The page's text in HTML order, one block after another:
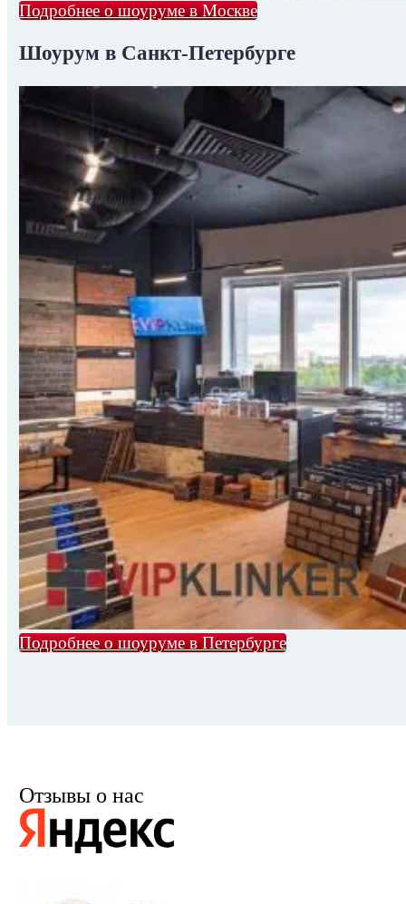
Подробнее о шоуруме в Москве
Шоурум в Санкт-Петербурге
Подробнее о шоуруме в Петербурге
Отзывы о нас